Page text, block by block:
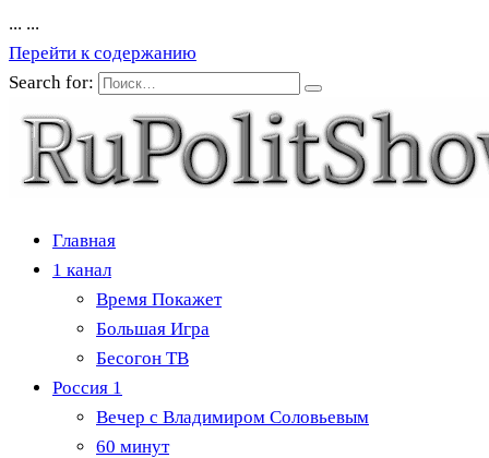
... ...
Перейти к содержанию
Search for:
Главная
1 канал
Время Покажет
Большая Игра
Бесогон ТВ
Россия 1
Вечер с Владимиром Соловьевым
60 минут